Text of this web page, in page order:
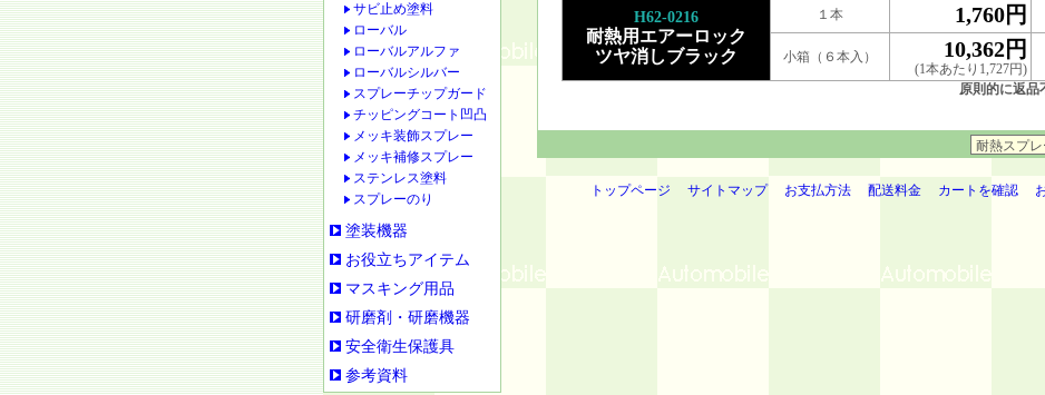
サビ止め塗料
ローバル
ローバルアルファ
ローバルシルバー
スプレーチップガード
チッピングコート凹凸
メッキ装飾スプレー
メッキ補修スプレー
ステンレス塗料
スプレーのり
塗装機器
お役立ちアイテム
マスキング用品
研磨剤・研磨機器
安全衛生保護具
参考資料
H62-0216
耐熱用エアーロック
ツヤ消しブラック
１本 1,760円
小箱（６本入） 10,362円
(1本あたり1,727円)
原則的に返品
トップページ サイトマップ お支払方法 配送料金 カートを確認